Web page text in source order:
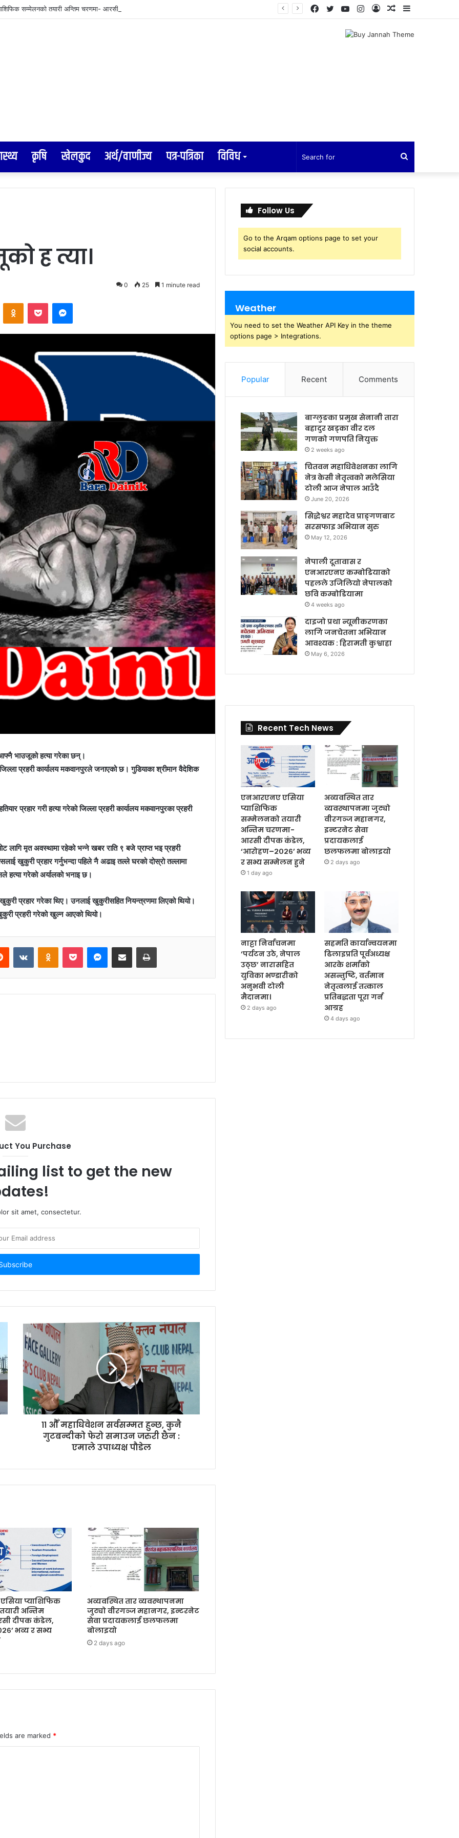
सम्मेलनको तयारी अन्तिम चरणमा- आरसी दीपक कंडेल, ‘आरोहण–२०२६’ भव्य र सभ्य सम्मेलन हुने
Random
Log
Instagram
YouTube
Twitter
Facebook
कृषि खेलकुद अर्थ/वाणीज्य पत्र-पत्रिका विविध
for
ह त्या।
0 25 1 minute read
आफ्नै भाउजूको हत्या गरेका छन्।
प्रहरी कार्यालय मकवानपुरले जनाएको छ। गुडियाका श्रीमान वैदेशिक
प्रहार गरी हत्या गरेको जिल्ला प्रहरी कार्यालय मकवानपुरका प्रहरी
लागि मृत अवस्थामा रहेको भन्ने खबर राति ९ बजे प्राप्त भइ प्रहरी
खुकुरी प्रहार गर्नुभन्दा पहिले नै अढाइ तल्ले घरको दोस्रो तल्लामा
हत्या गरेको अर्यालको भनाइ छ।
प्रहार गरेका थिए। उनलाई खुकुरीसहित नियन्त्रणमा लिएको थियो।
प्रहरी गरेको खुल्न आएको थियो।
You Purchase
list to get the new
sit amet, consectetur.
११ औँ महाधिवेशन सर्वसम्मत हुन्छ, कुनै
गुटबन्दीको फेरो समाउन जरुरी छैन :
एमाले उपाध्यक्ष पौडेल
प्याशिफिक
अन्तिम
दीपक कंडेल,
भव्य र सभ्य
अव्यवस्थित तार व्यवस्थापनमा
जुट्यो वीरगञ्ज महानगर, इन्टरनेट
सेवा प्रदायकलाई छलफलमा
बोलाइयो
2 days ago
are marked *
Follow Us
Go to the Arqam options page to set your
social accounts.
Weather
You need to set the Weather API Key in the theme
options page > Integrations.
Popular Recent Comments
बाग्लुङका प्रमुख सेनानी तारा
बहादुर खड्का वीर दल
गणको गणपति नियुक्त
2 weeks ago
चितवन महाधिवेशनका लागि
नेत्र केसी नेतृत्वको मलेसिया
टोली आज नेपाल आउँदै
June 20, 2026
सिद्धेश्वर महादेव प्राङ्गणबाट
सरसफाइ अभियान सुरु
May 12, 2026
नेपाली दूतावास र
एनआरएनए कम्बोडियाको
पहलले उजिलियो नेपालको
छवि कम्बोडियामा
4 weeks ago
दाइजो प्रथा न्यूनीकरणका
लागि जनचेतना अभियान
आवश्यक : हिरामती कुश्वाहा
May 6, 2026
Recent Tech News
एनआरएनए एसिया
प्याशिफिक
सम्मेलनको तयारी
अन्तिम चरणमा-
आरसी दीपक कंडेल,
‘आरोहण–२०२६’ भव्य
र सभ्य सम्मेलन हुने
1 day ago
अव्यवस्थित तार
व्यवस्थापनमा जुट्यो
वीरगञ्ज महानगर,
इन्टरनेट सेवा
प्रदायकलाई
छलफलमा बोलाइयो
2 days ago
नाट्टा निर्वाचनमा
‘पर्यटन उठे, नेपाल
उठ्छ’ नारासहित
युविका भण्डारीको
अनुभवी टोली
मैदानमा।
2 days ago
सहमति कार्यान्वयनमा
ढिलाइप्रति पूर्वअध्यक्ष
आरके शर्माको
असन्तुष्टि, वर्तमान
नेतृत्वलाई तत्काल
प्रतिबद्धता पूरा गर्न
आग्रह
4 days ago